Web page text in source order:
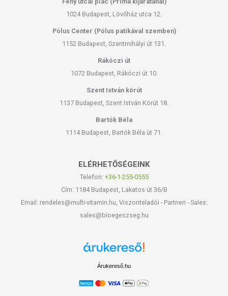
1024 Budapest, Lövőház utca 12.
Pólus Center (Pólus patikával szemben)
1152 Budapest, Szentmihályi út 131.
Rákóczi út
1072 Budapest, Rákóczi út 10.
Szent István körút
1137 Budapest, Szent István Körút 18.
Bartók Béla
1114 Budapest, Bartók Béla út 71.
ELÉRHETŐSÉGEINK
Telefon: +36-1-255-0555
Cím: 1184 Budapest, Lakatos út 36/B
Email: rendeles@multi-vitamin.hu, Viszonteladói - Partneri - Sales:
sales@bioegeszseg.hu
Árukereső.hu